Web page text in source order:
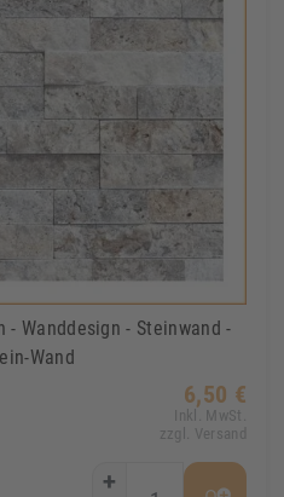
- Wanddesign - Steinwand -
Wand
6,50 €
Inkl. MwSt.
zzgl. Versand
+